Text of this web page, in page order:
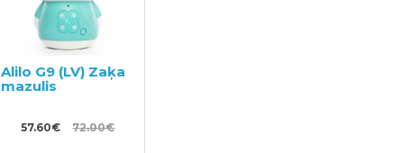
Alilo G9 (LV) Zaķa
mazulis
57.60€ 72.00€